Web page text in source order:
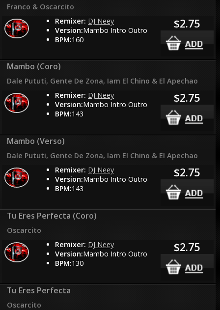
Franco & Oscarcito
Remixer: DJ Neey
Version:Mambo Intro Outro
BPM:160
$2.75
Mambo (Coro)
Dale Pututi, Gente De Zona, Iam El Chino & El Apechao
Remixer: DJ Neey
Version:Mambo Intro Outro
BPM:143
$2.75
Mambo (Verso)
Dale Pututi, Gente De Zona, Iam El Chino & El Apechao
Remixer: DJ Neey
Version:Mambo Intro Outro
BPM:143
$2.75
Tu Eres Perfecta (Coro)
Oscarcito
Remixer: DJ Neey
Version:Mambo Intro Outro
BPM:130
$2.75
Tu Eres Perfecta
Oscarcito